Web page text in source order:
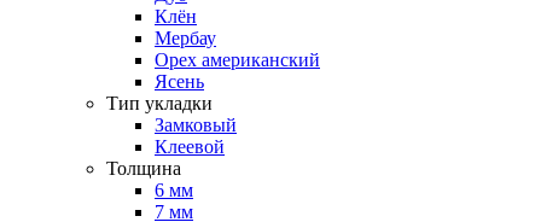
Клён
Мербау
Орех американский
Ясень
Тип укладки
Замковый
Клеевой
Толщина
6 мм
7 мм